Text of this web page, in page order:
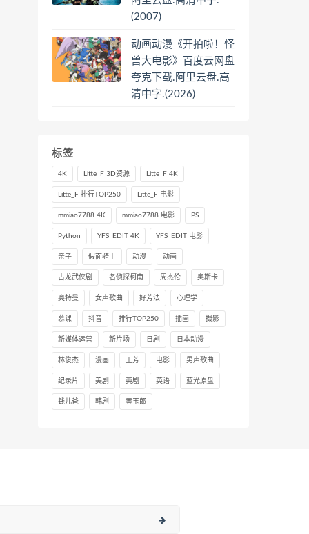
(2007)
动画动漫《开拍啦！怪
兽大电影》百度云网盘
夸克下载.阿里云盘.高
清中字.(2026)
标签
4K Litte_F 3D资源 Litte_F 4K
Litte_F 排行TOP250 Litte_F 电影
mmiao7788 4K mmiao7788 电影 PS
Python YFS_EDIT 4K YFS_EDIT 电影
亲子 假面骑士 动漫 动画
古龙武侠剧 名侦探柯南 周杰伦 奥斯卡
奥特曼 女声歌曲 好芳法 心理学
慕课 抖音 排行TOP250 插画 摄影
新媒体运营 新片场 日剧 日本动漫
林俊杰 漫画 王芳 电影 男声歌曲
纪录片 美剧 英剧 英语 蓝光原盘
钱儿爸 韩剧 黄玉郎